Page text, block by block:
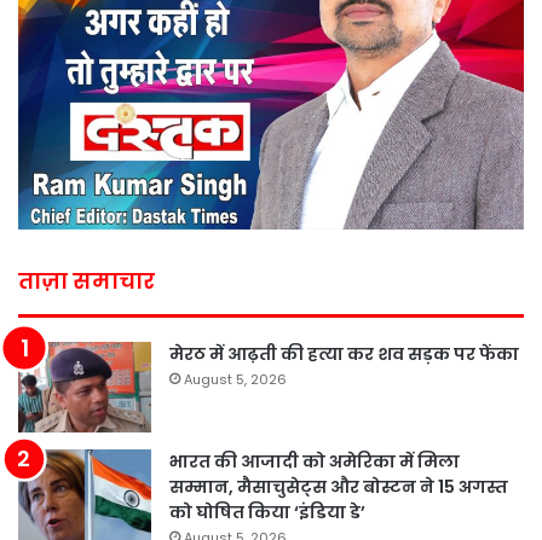
ताज़ा समाचार
मेरठ में आढ़ती की हत्या कर शव सड़क पर फेंका
August 5, 2026
भारत की आजादी को अमेरिका में मिला
सम्मान, मैसाचुसेट्स और बोस्टन ने 15 अगस्त
को घोषित किया ‘इंडिया डे’